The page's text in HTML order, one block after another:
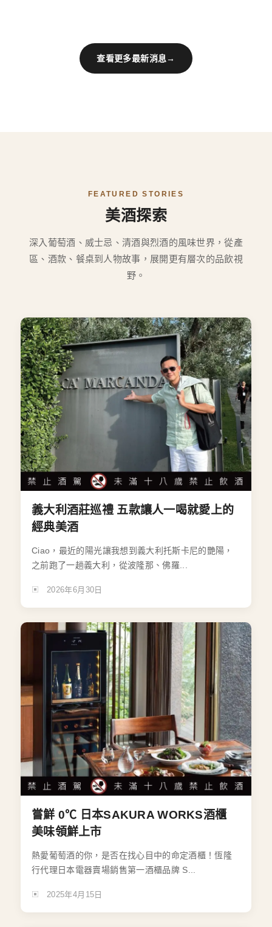
查看更多最新消息→
FEATURED STORIES
美酒探索
深入葡萄酒、威士忌、清酒與烈酒的風味世界，從產
區、酒款、餐桌到人物故事，展開更有層次的品飲視
野。
義大利酒莊巡禮 五款讓人一喝就愛上的
經典美酒
Ciao，最近的陽光讓我想到義大利托斯卡尼的艷陽，
之前跑了一趟義大利，從波隆那、佛羅...
2026年6月30日
嘗鮮 0℃ 日本SAKURA WORKS酒櫃
美味領鮮上市
熱愛葡萄酒的你，是否在找心目中的命定酒櫃！恆隆
行代理日本電器賣場銷售第一酒櫃品牌 S...
2025年4月15日